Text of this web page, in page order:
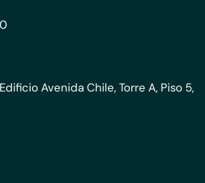
Avenida Chile, Torre A, Piso 5,